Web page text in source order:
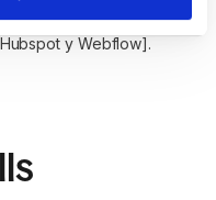
de gestión de
y Webflow].